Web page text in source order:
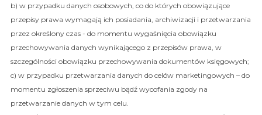
b) w przypadku danych osobowych, co do których obowiązujące
przepisy prawa wymagają ich posiadania, archiwizacji i przetwarzania
przez określony czas - do momentu wygaśnięcia obowiązku
przechowywania danych wynikającego z przepisów prawa, w
szczególności obowiązku przechowywania dokumentów księgowych;
c) w przypadku przetwarzania danych do celów marketingowych – do
momentu zgłoszenia sprzeciwu bądź wycofania zgody na
przetwarzanie danych w tym celu.